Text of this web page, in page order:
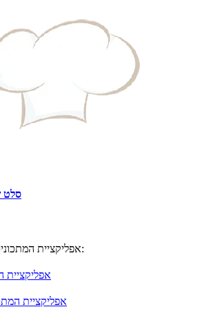
סלט
אפליקציית המתכונים שלנו! להורדה בחינם: